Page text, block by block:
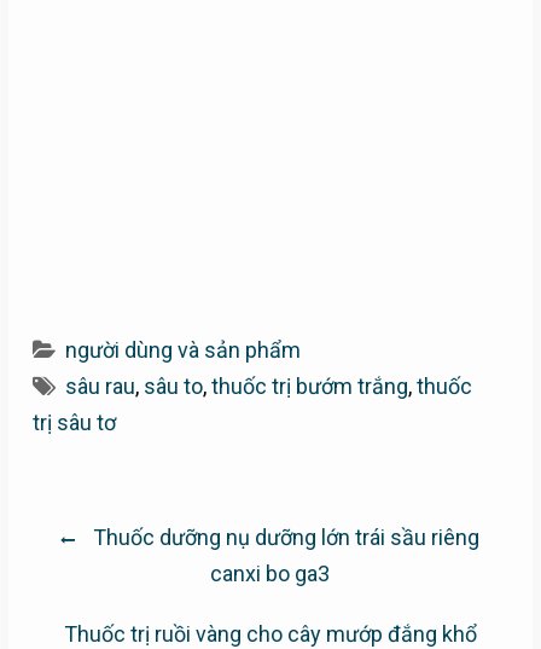
người dùng và sản phẩm
sâu rau, sâu to,thuốc trị bướm trắng,thuốc
trị sâu tơ
viết
Thuốc dưỡng nụ dưỡng lớn trái sầu riêng
canxi bo ga3
Thuốc trị ruồi vàng cho cây mướp đắng khổ